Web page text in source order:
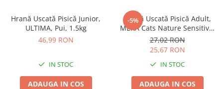
Hrană Uscată Pisică Junior,
ULTIMA, Pui, 1.5kg
46,99 RON
IN STOC
ADAUGA IN COS
-5%
Hrană Uscată Pisică Adult,
MERA Cats Nature Sensitive,
Pui, 400g
27,02 RON
25,67 RON
IN STOC
ADAUGA IN COS